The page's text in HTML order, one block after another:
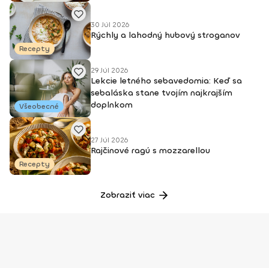
Recepty
30 Júl 2026
Rýchly a lahodný hubový stroganov
Všeobecné
29 Júl 2026
Lekcie letného sebavedomia: Keď sa
sebaláska stane tvojím najkrajším
doplnkom
Recepty
27 Júl 2026
Rajčinové ragú s mozzarellou
Zobraziť viac